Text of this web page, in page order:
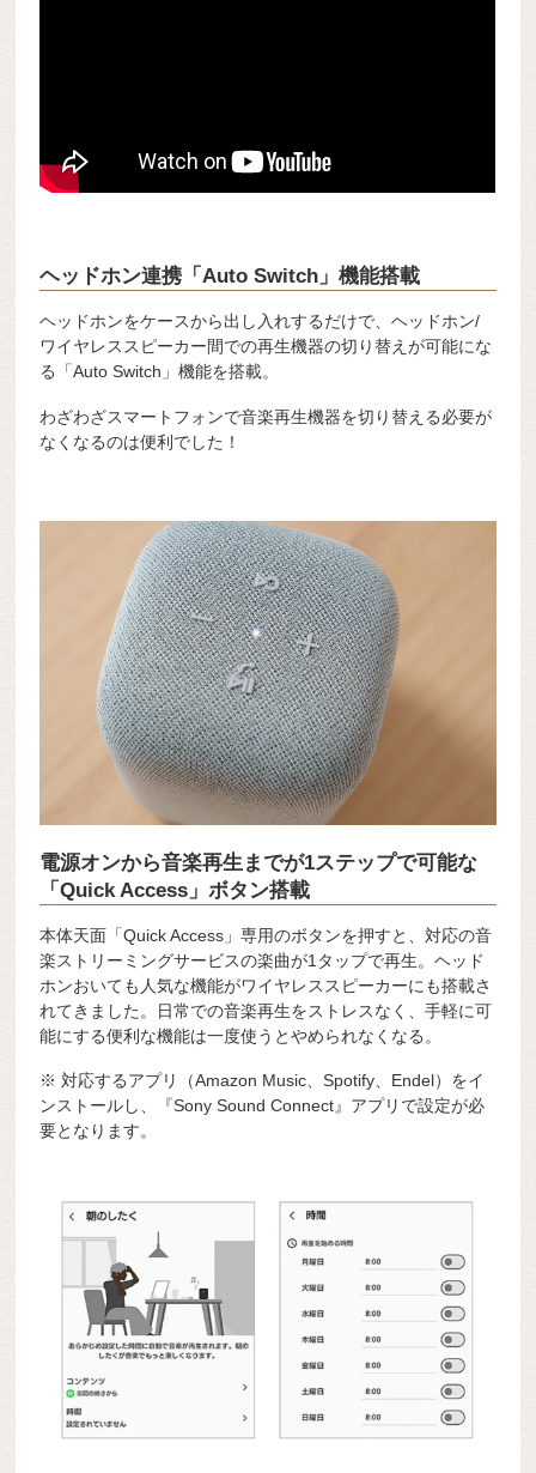
ヘッドホン連携「Auto Switch」機能搭載
ヘッドホンをケースから出し入れするだけで、ヘッドホン/
ワイヤレススピーカー間での再生機器の切り替えが可能にな
る「Auto Switch」機能を搭載。
わざわざスマートフォンで音楽再生機器を切り替える必要が
なくなるのは便利でした！
電源オンから音楽再生までが1ステップで可能な
「Quick Access」ボタン搭載
本体天面「Quick Access」専用のボタンを押すと、対応の音
楽ストリーミングサービスの楽曲が1タップで再生。ヘッド
ホンおいても人気な機能がワイヤレススピーカーにも搭載さ
れてきました。日常での音楽再生をストレスなく、手軽に可
能にする便利な機能は一度使うとやめられなくなる。
※ 対応するアプリ（Amazon Music、Spotify、Endel）をイ
ンストールし、『Sony Sound Connect』アプリで設定が必
要となります。